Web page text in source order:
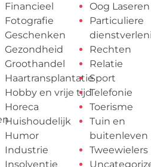
Financieel
Fotografie
Geschenken
Gezondheid
Groothandel
Haartransplantatie
Hobby en vrije tijd
Horeca
Huishoudelijk
Humor
Industrie
Insolventie
Oog Laseren
Particuliere
Rechten
Relatie
Sport
Telefonie
Toerisme
Tuin en
buitenleven
Tweewielers